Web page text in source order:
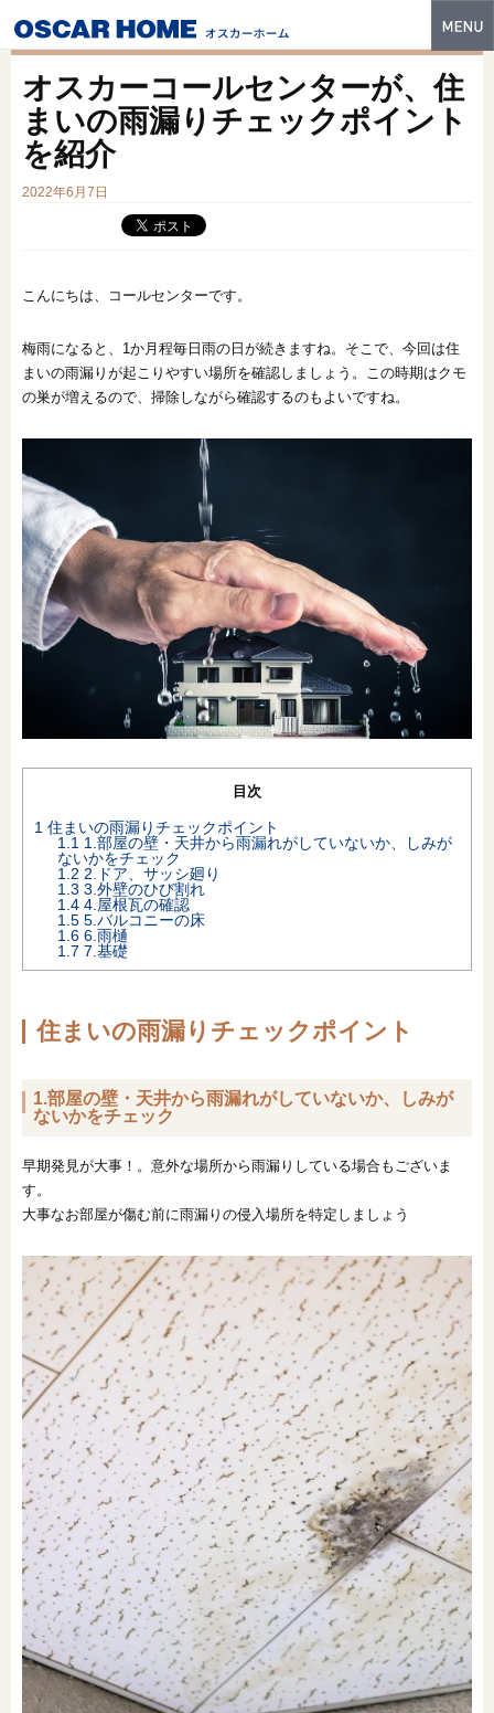
特長
建築実例
フォトギャラリー
販売中の物件
オンライン相談会
オスカーコールセンターが、住
まいの雨漏りチェックポイント
を紹介
2022年6月7日
こんにちは、コールセンターです。
梅雨になると、1か月程毎日雨の日が続きますね。そこで、今回は住
まいの雨漏りが起こりやすい場所を確認しましょう。この時期はクモ
の巣が増えるので、掃除しながら確認するのもよいですね。
目次
1 住まいの雨漏りチェックポイント
1.1 1.部屋の壁・天井から雨漏れがしていないか、しみが
ないかをチェック
1.2 2.ドア、サッシ廻り
1.3 3.外壁のひび割れ
1.4 4.屋根瓦の確認
1.5 5.バルコニーの床
1.6 6.雨樋
1.7 7.基礎
住まいの雨漏りチェックポイント
1.部屋の壁・天井から雨漏れがしていないか、しみが
ないかをチェック
早期発見が大事！。意外な場所から雨漏りしている場合もございま
す。
大事なお部屋が傷む前に雨漏りの侵入場所を特定しましょう